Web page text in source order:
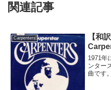
関連記事
Carpenters
【和
1971年
ンター
曲です